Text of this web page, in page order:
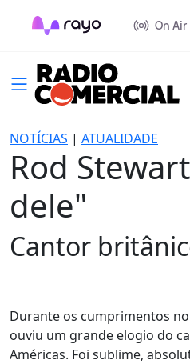
On Air
NOTÍCIAS | ATUALIDADE
Rod
dele"
Cantor
Durante os cumprimentos
ouviu um grande elogio do
Américas. Foi sublime,